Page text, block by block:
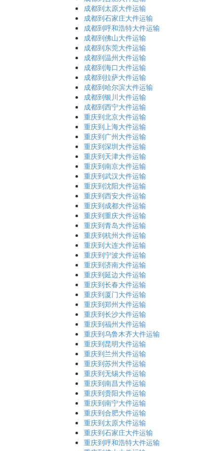
成都到太原大件运输
成都到石家庄大件运输
成都到呼和浩特大件运输
成都到佛山大件运输
成都到东莞大件运输
成都到温州大件运输
成都到海口大件运输
成都到拉萨大件运输
成都到哈尔滨大件运输
成都到银川大件运输
成都到西宁大件运输
重庆到北京大件运输
重庆到上海大件运输
重庆到广州大件运输
重庆到深圳大件运输
重庆到天津大件运输
重庆到南京大件运输
重庆到武汉大件运输
重庆到沈阳大件运输
重庆到西安大件运输
重庆到成都大件运输
重庆到重庆大件运输
重庆到青岛大件运输
重庆到杭州大件运输
重庆到大连大件运输
重庆到宁波大件运输
重庆到济南大件运输
重庆到延边大件运输
重庆到长春大件运输
重庆到厦门大件运输
重庆到郑州大件运输
重庆到长沙大件运输
重庆到福州大件运输
重庆到乌鲁木齐大件运输
重庆到昆明大件运输
重庆到兰州大件运输
重庆到苏州大件运输
重庆到无锡大件运输
重庆到南昌大件运输
重庆到贵阳大件运输
重庆到南宁大件运输
重庆到合肥大件运输
重庆到太原大件运输
重庆到石家庄大件运输
重庆到呼和浩特大件运输